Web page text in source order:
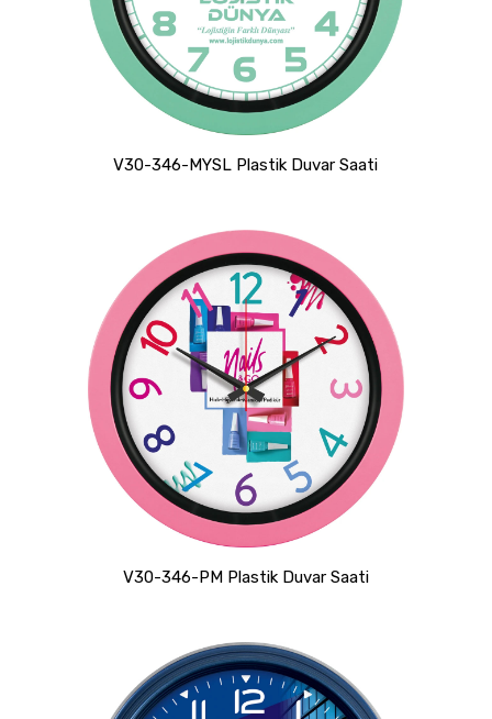
V30-346-MYSL Plastik Duvar Saati
V30-346-PM Plastik Duvar Saati